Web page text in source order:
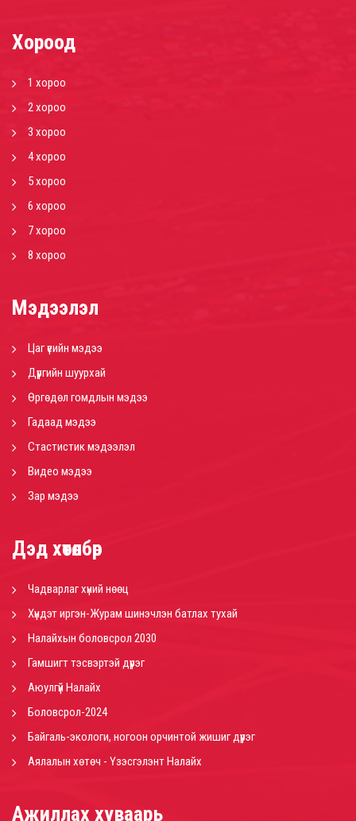
Хороод
1 хороо
2 хороо
3 хороо
4 хороо
5 хороо
6 хороо
7 хороо
8 хороо
Мэдээлэл
Цаг үеийн мэдээ
Дүүргийн шуурхай
Өргөдөл гомдлын мэдээ
Гадаад мэдээ
Стастистик мэдээлэл
Видео мэдээ
Зар мэдээ
Дэд хөтөлбөр
Чадварлаг хүний нөөц
Хүндэт иргэн-Журам шинэчлэн батлах тухай
Налайхын боловсрол 2030
Гамшигт тэсвэртэй дүүрэг
Аюулгүй Налайх
Боловсрол-2024
Байгаль-экологи, ногоон орчинтой жишиг дүүрэг
Аялалын хөтөч - Үзэсгэлэнт Налайх
Ажиллах хуваарь